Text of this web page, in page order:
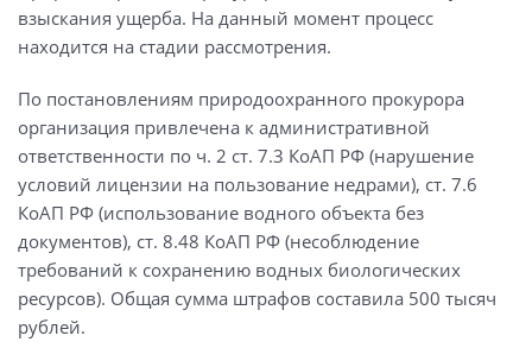
взыскания ущерба. На данный момент процесс
находится на стадии рассмотрения.
По постановлениям природоохранного прокурора
организация привлечена к административной
ответственности по ч. 2 ст. 7.3 КоАП РФ (нарушение
условий лицензии на пользование недрами), ст. 7.6
КоАП РФ (использование водного объекта без
документов), ст. 8.48 КоАП РФ (несоблюдение
требований к сохранению водных биологических
ресурсов). Общая сумма штрафов составила 500 тысяч
рублей.